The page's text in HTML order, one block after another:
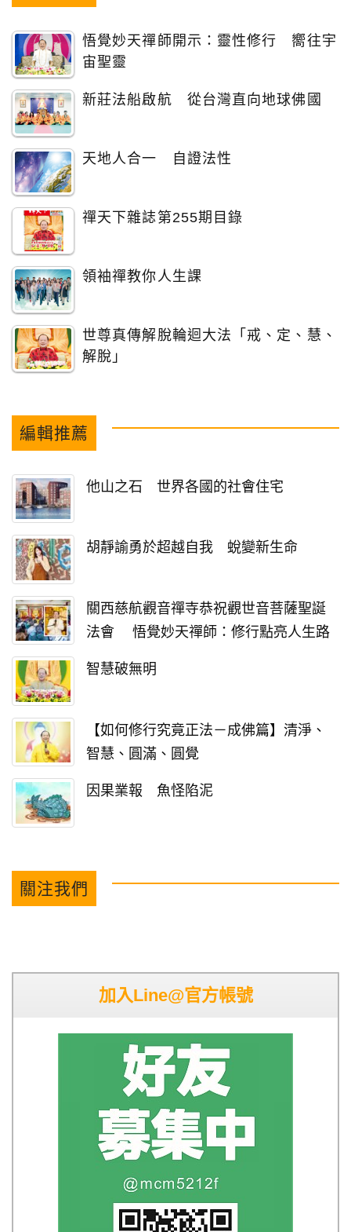
悟覺妙天禪師開示：靈性修行 嚮往宇
宙聖靈
新莊法船啟航 從台灣直向地球佛國
天地人合一 自證法性
禪天下雜誌第255期目錄
領袖禪教你人生課
世尊真傳解脫輪迴大法「戒、定、慧、
解脫」
編輯推薦
他山之石 世界各國的社會住宅
胡靜諭勇於超越自我 蛻變新生命
關西慈航觀音禪寺恭祝觀世音菩薩聖誕
法會 悟覺妙天禪師：修行點亮人生路
智慧破無明
【如何修行究竟正法－成佛篇】清淨、
智慧、圓滿、圓覺
因果業報 魚怪陷泥
關注我們
加入Line@官方帳號